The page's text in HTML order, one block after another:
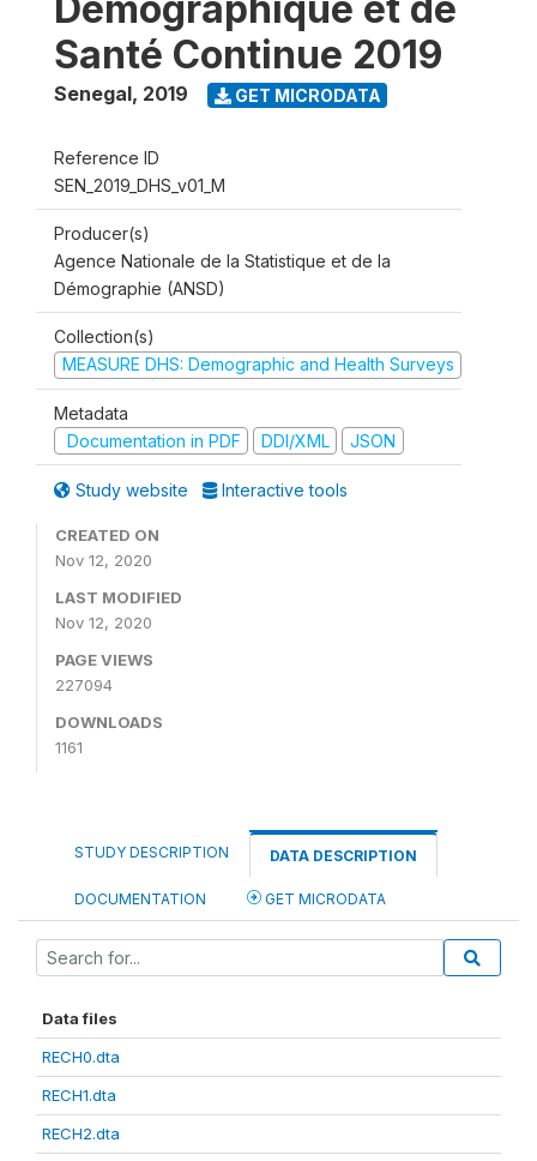
Santé Continue 2019
Senegal, 2019 GET MICRODATA
Reference ID
SEN_2019_DHS_v01_M
Producer(s)
Agence Nationale de la Statistique et de la
Démographie (ANSD)
Collection(s)
MEASURE DHS: Demographic and Health Surveys
Metadata
Documentation in PDF
DDI/XML JSON
Study website Interactive tools
CREATED ON
Nov 12, 2020
LAST MODIFIED
Nov 12, 2020
PAGE VIEWS
227094
DOWNLOADS
1161
STUDY DESCRIPTION DATA DESCRIPTION
DOCUMENTATION GET MICRODATA
Data files
RECH0.dta
RECH1.dta
RECH2.dta